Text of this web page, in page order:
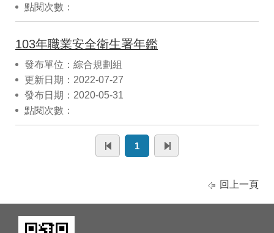
點閱次數：
103年職業安全衛生署年鑑
發布單位：綜合規劃組
更新日期：2022-07-27
發布日期：2020-05-31
點閱次數：
1
回上一頁